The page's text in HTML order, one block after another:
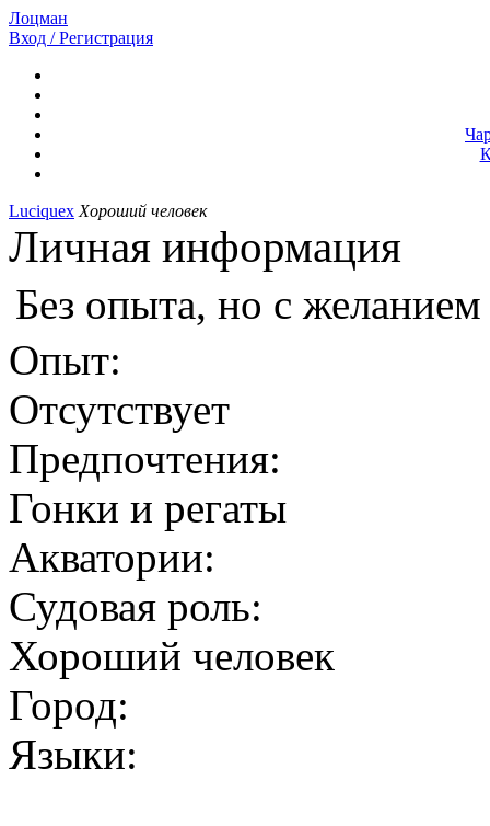
Лоцман
Вход / Регистрация
Luciquex Хороший человек
Личная информация
Без опыта, но с желанием
Опыт:
Отсутствует
Предпочтения:
Гонки и регаты
Акватории:
Судовая роль:
Хороший человек
Город:
Языки: